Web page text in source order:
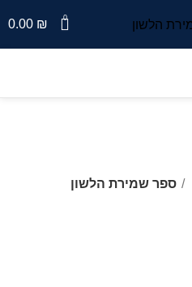
0
0.00 ₪
ספר שמירת הלשון